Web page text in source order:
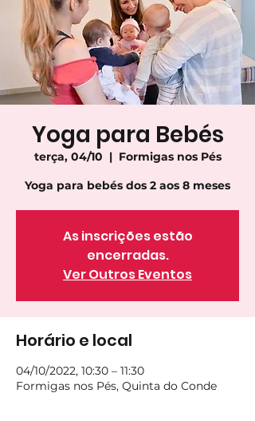
Yoga para Bebés
terça, 04/10
  |
Formigas nos Pés
Yoga para bebés dos 2 aos 8 meses
As inscrições estão
encerradas.
Ver Outros Eventos
Horário e local
04/10/2022, 10:30 – 11:30
Formigas nos Pés, Quinta do Conde